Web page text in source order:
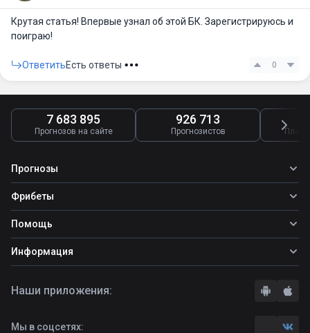
Крутая статья! Впервые узнал об этой БК. Зарегистрируюсь и
поиграю!
ОтветитьЕсть ответы 0
7 683 895
Прогнозов на сайте
926 713
Прогнозистов
Прогнозы
Все прогнозы
Топ ставок
Прогнозы на футбол
Фрибеты
Фрибеты
Помощь
Школа ставок
Вопросы и ответы
Информация
Правила
Контакты
Наши приложения:
Мы в соцсетях: